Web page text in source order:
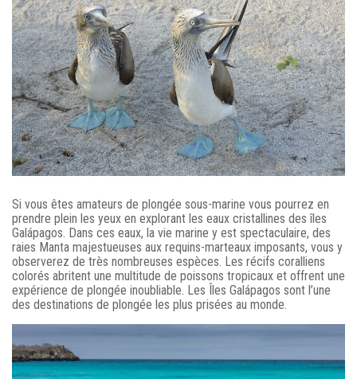
Si vous êtes amateurs de plongée sous-marine vous pourrez en
prendre plein les yeux en explorant les eaux cristallines des îles
Galápagos. Dans ces eaux, la vie marine y est spectaculaire, des
raies Manta majestueuses aux requins-marteaux imposants, vous y
observerez de très nombreuses espèces. Les récifs coralliens
colorés abritent une multitude de poissons tropicaux et offrent une
expérience de plongée inoubliable. Les Îles Galápagos sont l’une
des destinations de plongée les plus prisées au monde.